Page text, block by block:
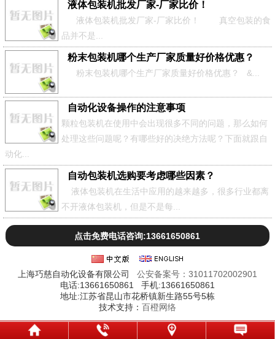
液体包装机批发厂家-厂家比价！
液体包装机批发厂家-厂家比价！ 真空包装的食
品并不是...
粉末包装机哪个生产厂家质量好价格优惠？
粉末包装机哪个生产厂家质量好价格优惠？ &...
自动化设备操作的注意事项
颗粒包装机在使用中会出现很多不同的问题，那么如何
处理这些问题呢？有哪些好的决绝方法呢？下面就跟自
动化...
自动包装机选购要考虑哪些因素？
液体包装机在生活中应用的越来越多，很多行业都离
不开液体包装机，但是不是每...
点击免费电话咨询:13661650861
上海巧慈自动化设备有限公司 公安备案号：31011702002901
电话:13661650861 手机:13661650861
地址:江苏省昆山市花桥镇新生路55号5栋
技术支持： 百橙网络